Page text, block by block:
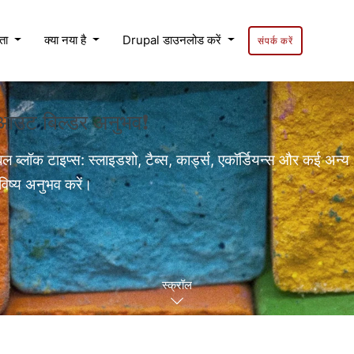
क्या नया है Drupal डाउनलोड करें संपर्क करें
बिल्डर अनुभव❗
ब्लॉक टाइप्स: स्लाइडशो, टैब्स, कार्ड्स, एकॉर्डियन्स और कई
अनुभव करें।
स्क्रॉल